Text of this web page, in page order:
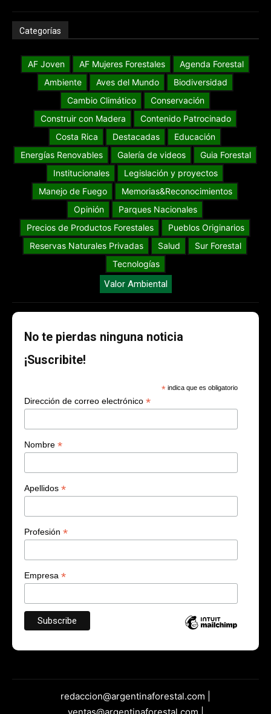
Categorías
AF Joven AF Mujeres Forestales
Agenda Forestal
Ambiente
Aves del Mundo
Biodiversidad
Cambio Climático
Conservación
Construir con Madera
Contenido Patrocinado
Costa Rica
Destacadas
Educación
Energías Renovables
Galería de videos
Guia Forestal
Institucionales
Legislación y proyectos
Manejo de Fuego
Memorias&Reconocimientos
Opinión
Parques Nacionales
Precios de Productos Forestales
Pueblos Originarios
Reservas Naturales Privadas
Salud
Sur Forestal
Tecnologías
Valor Ambiental
No te pierdas ninguna noticia
¡Suscribite!
* indica que es obligatorio
Dirección de correo electrónico *
Nombre *
Apellidos *
Profesión *
Empresa *
redaccion@argentinaforestal.com |